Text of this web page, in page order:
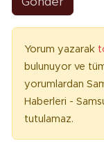
Yorum yazarak
bulunuyor ve
yorumlardan
Haberleri -
tutulamaz.